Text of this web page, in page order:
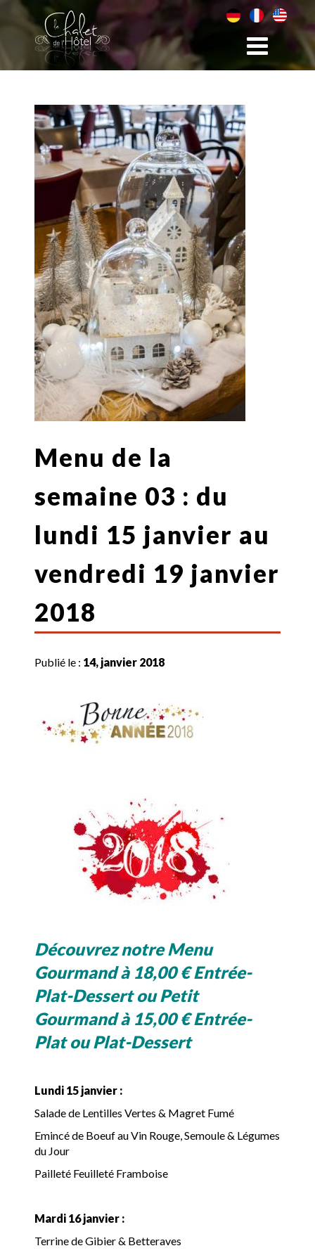
Menu de la
semaine 03 : du
lundi 15 janvier au
vendredi 19 janvier
2018
Publié le : 14, janvier 2018
Découvrez notre Menu
Gourmand à 18,00 € Entrée-
Plat-Dessert ou Petit
Gourmand à 15,00 € Entrée-
Plat ou Plat-Dessert
Lundi 15 janvier :
Salade de Lentilles Vertes & Magret Fumé
Emincé de Boeuf au Vin Rouge, Semoule & Légumes
du Jour
Pailleté Feuilleté Framboise
Mardi 16 janvier :
Terrine de Gibier & Betteraves